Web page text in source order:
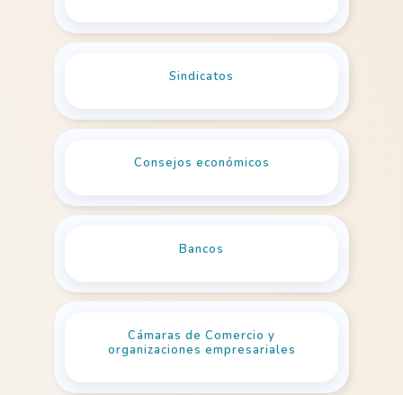
Sindicatos
Consejos económicos
Bancos
Cámaras de Comercio y
organizaciones empresariales